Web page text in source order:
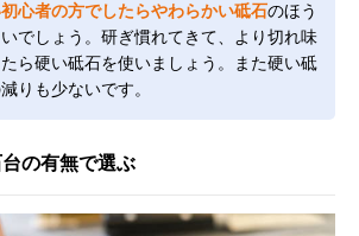
心者の方でしたらやわらかい砥石のほう
でしょう。研ぎ慣れてきて、より切れ味
ら硬い砥石を使いましょう。また硬い砥
りも少ないです。
の有無で選ぶ